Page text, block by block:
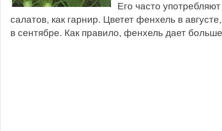
Его часто
салатов, как гарнир. Цветет фенхель в
в сентябре. Как правило, фенхель дает